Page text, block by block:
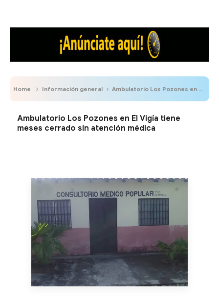
Home Información general Ambulatorio Los Pozones en El Vigía tiene meses cerrado sin atención médica
Ambulatorio Los Pozones en El Vigía tiene
meses cerrado sin atención médica